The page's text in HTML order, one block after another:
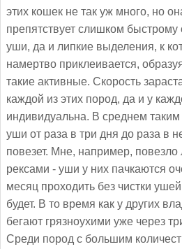
этих кошек не так уж много, но
препятствует слишком
уши, да и липкие выделения, к
намертво приклеивается,
такие активные. Скорость
каждой из этих пород, да и у
индивидуальна. В среднем таким
уши от раза в три дня до раза в
повезет. Мне, например,
рексами - уши у них пачкаются
месяц проходить без чистки
будет. В то время как у других
бегают грязноухими уже через
Среди пород с большим